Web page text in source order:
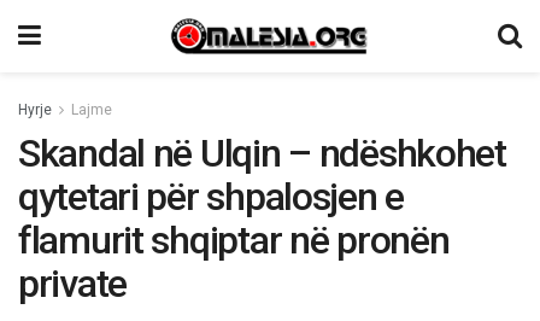
Hyrje Lajme
Skandal në Ulqin – ndëshkohet
qytetari për shpalosjen e
flamurit shqiptar në pronën
private